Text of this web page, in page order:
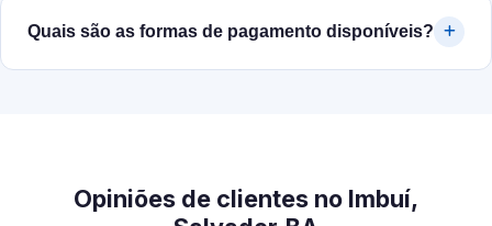
Quais são as formas de pagamento disponíveis?
Opiniões de clientes no Imbuí,